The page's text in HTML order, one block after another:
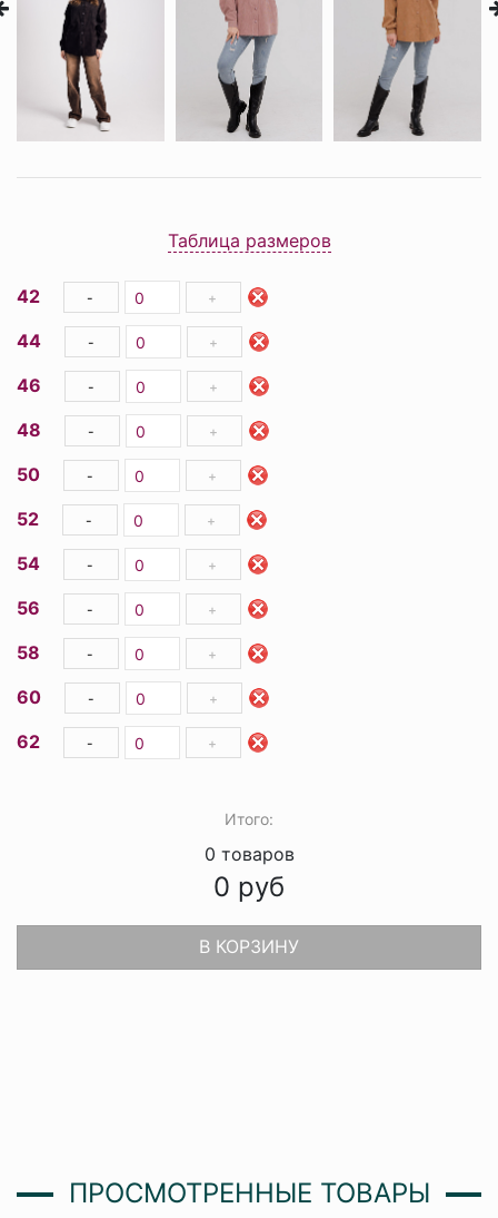
Таблица размеров
42 - +
44 - +
46 - +
48 - +
50 - +
52 - +
54 - +
56 - +
58 - +
60 - +
62 - +
Итого:
0 товаров
0 руб
В КОРЗИНУ
ПРОСМОТРЕННЫЕ ТОВАРЫ